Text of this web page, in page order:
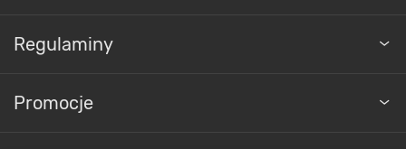
Regulaminy
Promocje